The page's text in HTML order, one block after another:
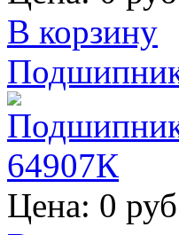
В корзину
Цена: 0